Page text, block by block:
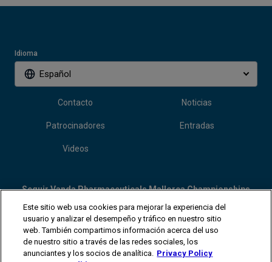
Idioma
Español
Contacto Noticias
Patrocinadores Entradas
Videos
Seguir Vanda Pharmaceuticals Mallorca Championships
Este sitio web usa cookies para mejorar la experiencia del
usuario y analizar el desempeño y tráfico en nuestro sitio
web. También compartimos información acerca del uso
de nuestro sitio a través de las redes sociales, los
anunciantes y los socios de analítica. Privacy Policy